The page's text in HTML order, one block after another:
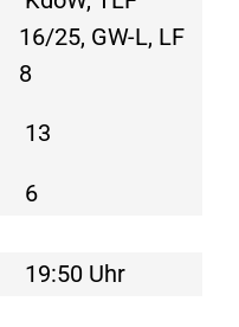
16/25, GW-L, LF
8
13
6
19:50 Uhr